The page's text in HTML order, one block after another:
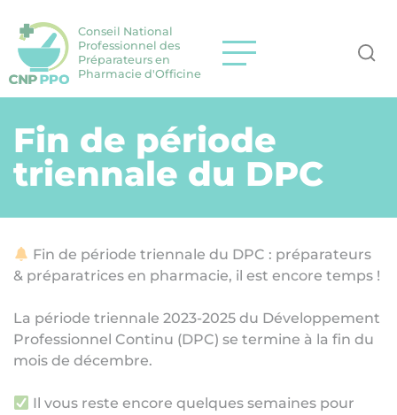
Conseil National
Professionnel des
Préparateurs en
Pharmacie d'Officine
Fin de période
triennale du DPC
Fin de période triennale du DPC : préparateurs
& préparatrices en pharmacie, il est encore temps !
La période triennale 2023-2025 du Développement
Professionnel Continu (DPC) se termine à la fin du
mois de décembre.
Il vous reste encore quelques semaines pour